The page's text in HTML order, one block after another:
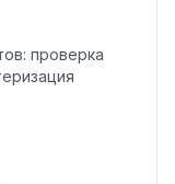
проверка